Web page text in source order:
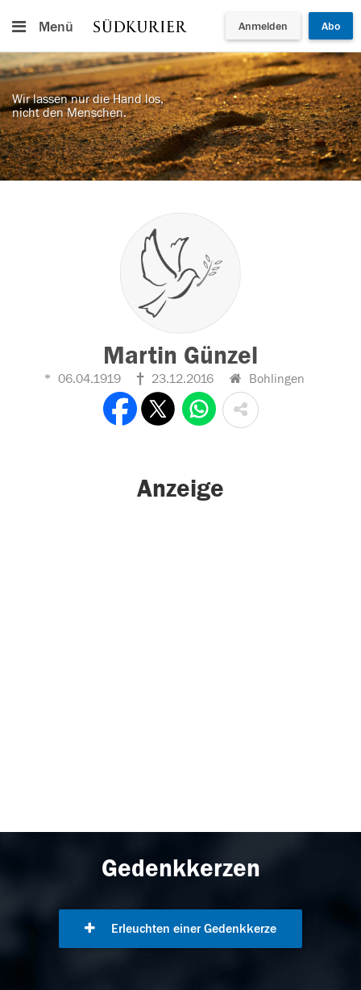
Menü Anmelden Abo
Wir lassen nur die Hand los,
nicht den Menschen.
Martin Günzel
06.04.1919 23.12.2016 Bohlingen
Anzeige
Gedenkkerzen
Erleuchten einer Gedenkkerze